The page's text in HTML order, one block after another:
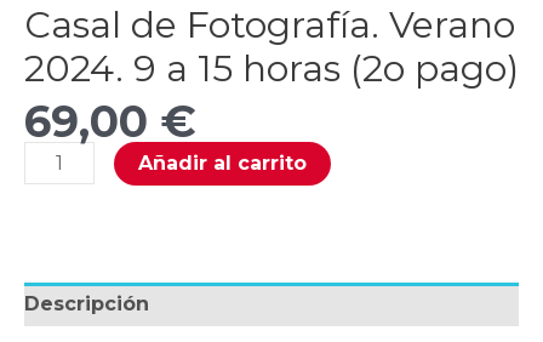
Casal de Fotografía. Verano
2024. 9 a 15 horas (2o pago)
69,00 €
Casal
a
15
Añadir al carrito
Descripción